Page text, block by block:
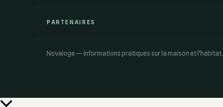
PARTENAIRES
Novaloge — informations pratiques sur la maison et l'habitat.